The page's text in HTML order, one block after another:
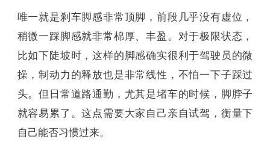
唯一就是刹车脚感非常顶脚，前段几乎没有虚位，
稍微一踩脚感就非常棉厚、丰盈。对于极限状态，
比如下陡坡时，这样的脚感确实很利于驾驶员的微
操，制动力的释放也是非常线性，不怕一下子踩过
头。但日常道路通勤，尤其是堵车的时候，脚脖子
就容易累了。这点需要大家自己亲自试驾，衡量下
自己能否习惯过来。